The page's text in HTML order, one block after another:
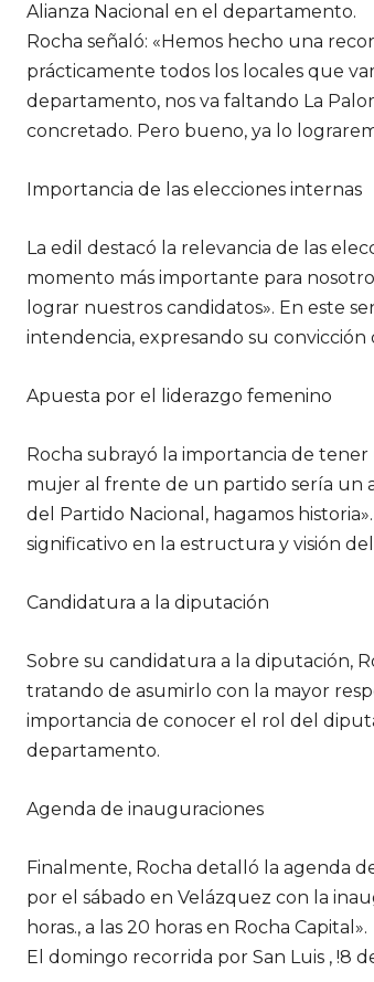
Alianza Nacional en el departamento.
Rocha señaló: «Hemos hecho una
prácticamente todos los locales que
departamento, nos va faltando La
concretado. Pero bueno, ya lo
Importancia de las elecciones internas
La edil destacó la relevancia de las
momento más importante para
lograr nuestros candidatos». En este
intendencia, expresando su
Apuesta por el liderazgo femenino
Rocha subrayó la importancia de
mujer al frente de un partido sería un
del Partido Nacional, hagamos
significativo en la estructura y visión
Candidatura a la diputación
Sobre su candidatura a la diputación,
tratando de asumirlo con la mayor
importancia de conocer el rol del
departamento.
Agenda de inauguraciones
Finalmente, Rocha detalló la agenda
por el sábado en Velázquez con la
horas., a las 20 horas en Rocha Capital».
El domingo recorrida por San Luis , !8